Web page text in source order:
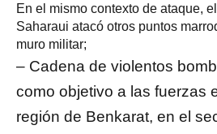
En el mismo contexto de ataque,
Saharaui atacó otros puntos
muro militar;
– Cadena de violentos
como objetivo a las fuerzas
región de Benkarat, en el